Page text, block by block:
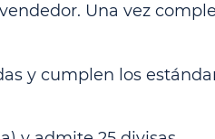
Una vez
y cumplen los